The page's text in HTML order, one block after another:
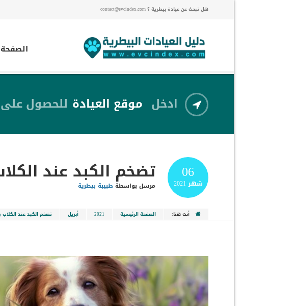
هل تبحث عن عيادة بيطرية ؟ contact@evcindex.com
ادخل موقع العيادة للحصول
06شهر 2021 تضخم الكبد عند
مرسل بواسطة طبيبة بيطرية
أنت هنا: الصفحة الرئيسية 2021 أبريل تضخم الكبد عند